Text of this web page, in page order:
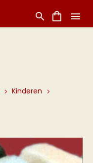
Kinderen